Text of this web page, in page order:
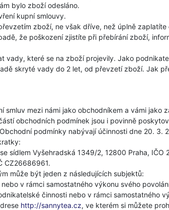
bylo zboží odesláno.
kupní smlouvy.
zboží, ne však dříve, než úplně
že poškození zjistíte při přebírání zboží,
které se na zboží projevily. Jako
skryté vady do 2 let, od převzetí zboží. Jak
smluv mezi námi jako obchodníkem a vámi jako
obchodních podmínek jsou i povinně
podmínky nabývají účinnosti dne 20. 3.
sídlem Vyšehradská 1349/2, 12800 Praha,
CZ26686961.
může být jeden z následujících subjektů:
v rámci samostatného výkonu svého
činnosti nebo v rámci samostatného
http://sannytea.cz, ve kterém si můžete